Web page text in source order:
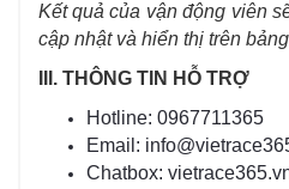
Kết quả của vận động viên
cập nhật và hiển thị trên
III. THÔNG TIN HỖ TRỢ
Hotline: 0967711365
Email:
Chatbox: